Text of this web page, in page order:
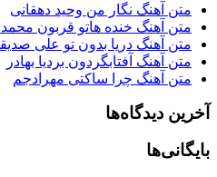
متن آهنگ نگار من وحید دهقانی
متن آهنگ خنده هاتو قربون
متن آهنگ دریا بدون تو علی
متن آهنگ آفتابگردون بردیا بهادر
متن آهنگ چرا ساکتی مهرادجم
آخرین دیدگاه‌ها
بایگانی‌ها